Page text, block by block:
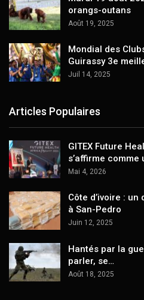
orangs-outans
Août 19, 2025
Mondial des
Guirassy 3e
Juil 14, 2025
Articles Populaires
GITEX Future
s’affirme comme
Mai 4, 2026
Côte d’ivoire :
à San-Pedro
Juin 12, 2025
Hantés par la
parler, se…
Août 18, 2025